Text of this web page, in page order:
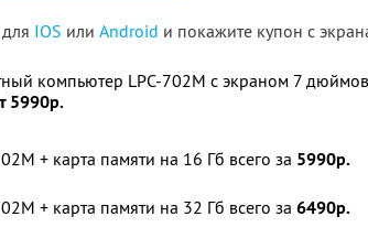
IOS или Android и покажите купон с
компьютер LPC-702M с экраном 7 дюймов
5990р.
+ карта памяти на 16 Гб всего за 5990р.
+ карта памяти на 32 Гб всего за 6490р.